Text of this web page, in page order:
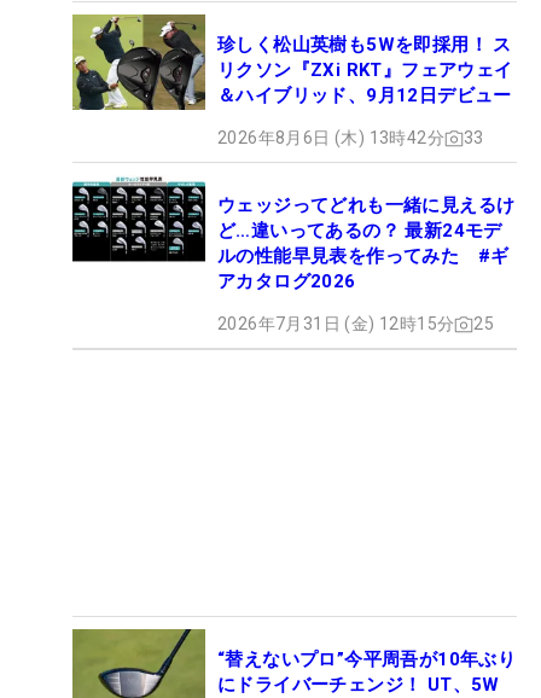
珍しく松山英樹も5Wを即採用！ ス
リクソン『ZXi RKT』フェアウェイ
＆ハイブリッド、9月12日デビュー
2026年8月6日 (木) 13時42分 33
ウェッジってどれも一緒に見えるけ
ど…違いってあるの？ 最新24モデ
ルの性能早見表を作ってみた #ギ
アカタログ2026
2026年7月31日 (金) 12時15分 25
“替えないプロ”今平周吾が10年ぶり
にドライバーチェンジ！ UT、5W